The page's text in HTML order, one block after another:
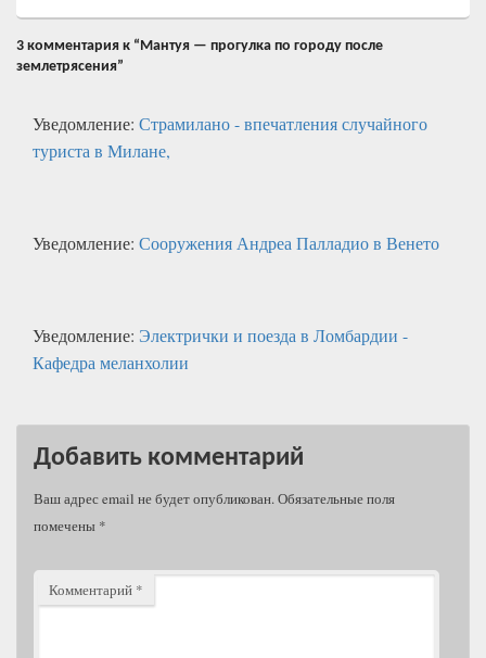
3 комментария к “Мантуя — прогулка по городу после
землетрясения”
Уведомление: Страмилано - впечатления случайного
туриста в Милане,
Уведомление: Сооружения Андреа Палладио в Венето
Уведомление: Электрички и поезда в Ломбардии -
Кафедра меланхолии
Добавить комментарий
Ваш адрес email не будет опубликован.Обязательные поля
помечены *
Комментарий *